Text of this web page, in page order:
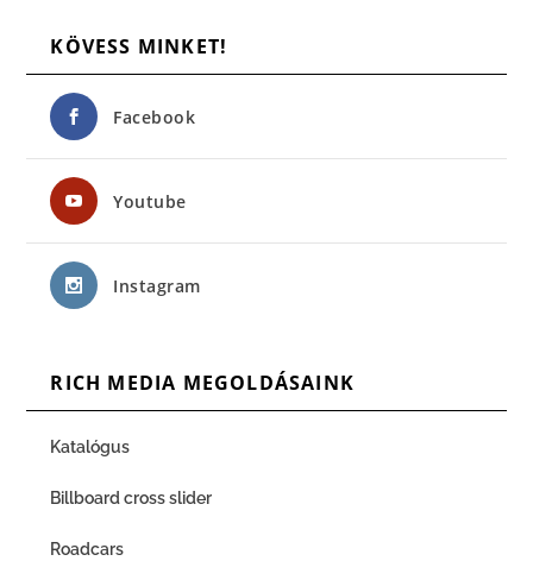
KÖVESS MINKET!
Facebook
Youtube
Instagram
RICH MEDIA MEGOLDÁSAINK
Katalógus
Billboard cross slider
Roadcars